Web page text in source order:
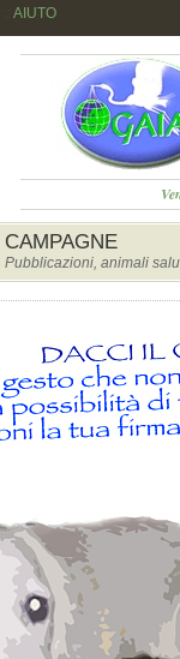
AIUTO
CAMPAGNE
Pubblicazioni, animali